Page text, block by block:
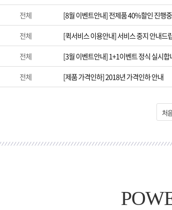
전체 [8월 이벤트안내] 전제품 40%할인 진행
전체 [퀵서비스 이용안내] 서비스 중지 안내드
전체 [3월 이벤트안내] 1+1이벤트 정식 실시합
전체 [제품 가격인하] 2018년 가격인하 안내
처